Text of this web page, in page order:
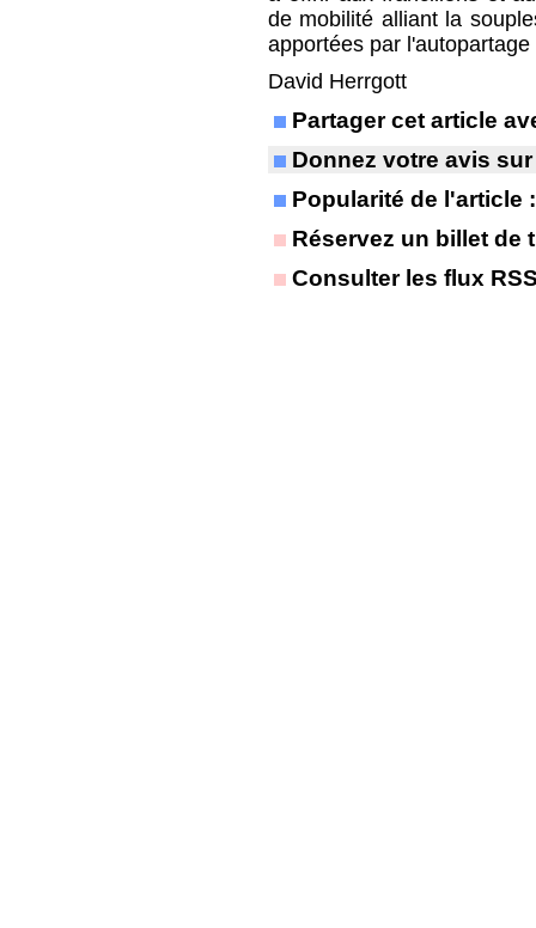
de mobilité alliant la
apportées par
David Herrgott
Partager cet article
Donnez votre avis
Popularité de l'article
Réservez un billet de
Consulter les flux